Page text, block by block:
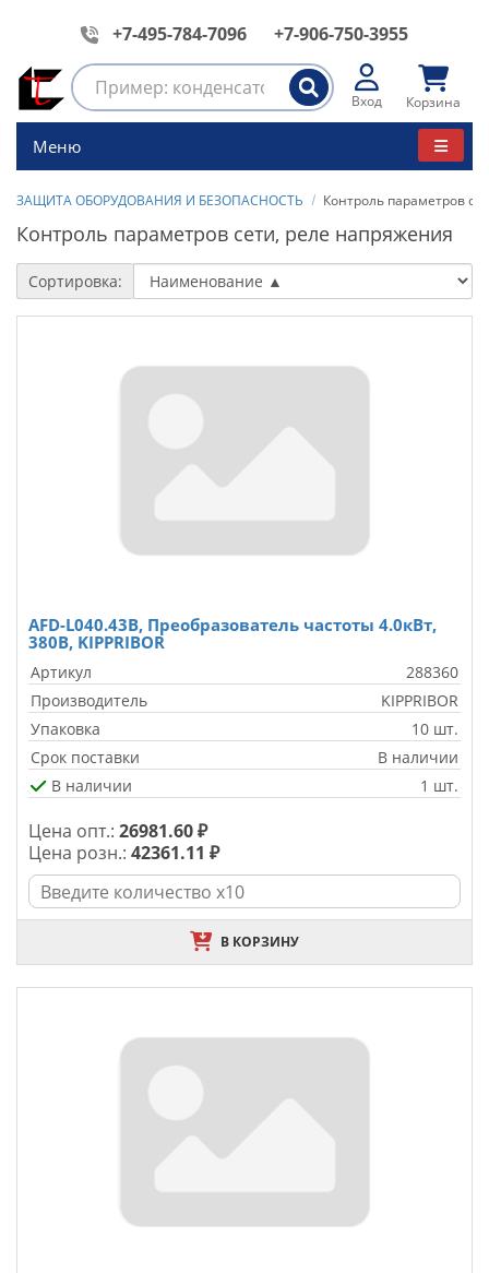
+7-495-784-7096 +7-906-750-3955
Вход Корзина
Меню
ЗАЩИТА ОБОРУДОВАНИЯ И БЕЗОПАСНОСТЬ Контроль параметров
Контроль параметров сети, реле напряжения
Сортировка:
AFD-L040.43B, Преобразователь частоты 4.0кВт,
380В, KIPPRIBOR
Артикул
288360
Производитель
KIPPRIBOR
Упаковка
10 шт.
Срок поставки
В наличии
В наличии
1 шт.
Цена опт.: 26981.60 ₽
Цена розн.: 42361.11 ₽
В КОРЗИНУ